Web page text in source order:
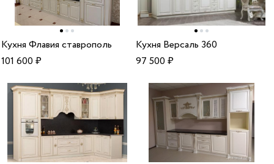
Кухня Флавия ставрополь
101 600₽
Кухня Версаль 360
97 500₽